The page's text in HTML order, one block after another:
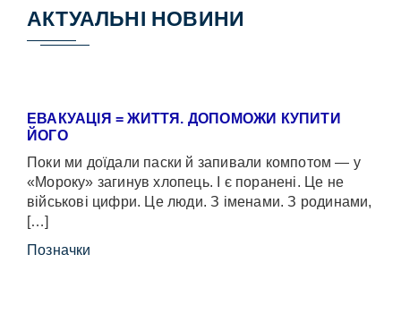
АКТУАЛЬНІ НОВИНИ
ЕВАКУАЦІЯ = ЖИТТЯ. ДОПОМОЖИ КУПИТИ
ЙОГО
Поки ми доїдали паски й запивали компотом — у
«Мороку» загинув хлопець. І є поранені. Це не
військові цифри. Це люди. З іменами. З родинами,
[…]
Позначки